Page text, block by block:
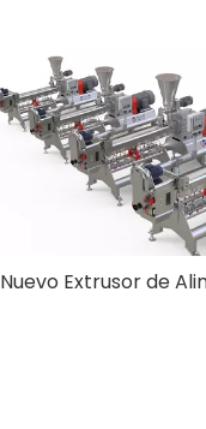
Nuevo Extrusor de